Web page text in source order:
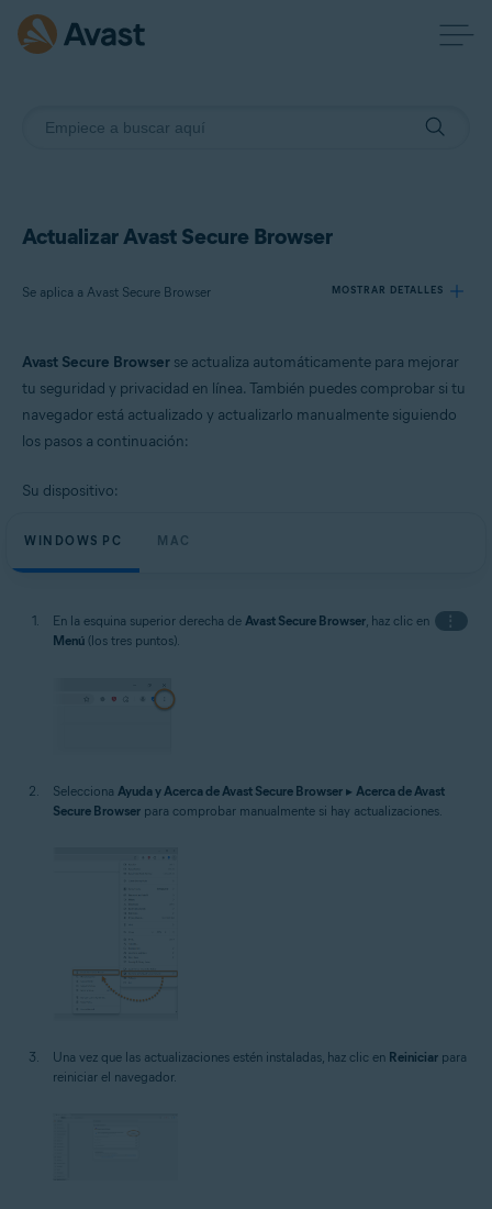
Actualizar Avast Secure Browser
Se aplica a Avast Secure Browser MOSTRAR DETALLES
Sistemas operativos:
Windows y macOS
Avast Secure Browser se actualiza automáticamente para mejorar
tu seguridad y privacidad en línea. También puedes comprobar si tu
navegador está actualizado y actualizarlo manualmente siguiendo
los pasos a continuación:
Su dispositivo:
WINDOWS PC MAC
En la esquina superior derecha de Avast Secure Browser, haz clic en
⋮
Menú (los tres puntos).
Selecciona Ayuda y Acerca de Avast Secure Browser ▸ Acerca de Avast
Secure Browser para comprobar manualmente si hay actualizaciones.
Una vez que las actualizaciones estén instaladas, haz clic en Reiniciar para
reiniciar el navegador.